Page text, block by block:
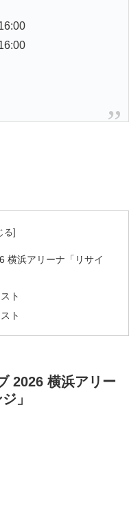
横浜アリーナ「リサイ
ト
ト
2026 横浜アリー
」